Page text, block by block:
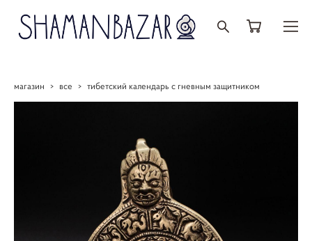
магазин > все > тибетский календарь с гневным защитником